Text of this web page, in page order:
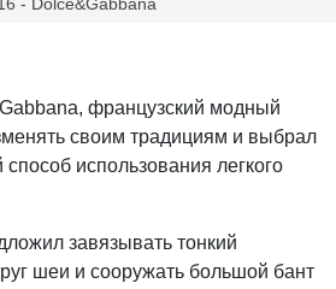
- Dolce&Gabbana
французский модный
своим традициям и выбрал
использования легкого
завязывать тонкий
шеи и сооружать большой бант